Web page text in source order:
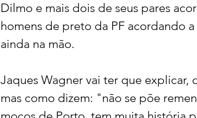
Dilmo e mais dois de seus pares
homens de preto da PF acordando
ainda na mão.
Jaques Wagner vai ter que explicar,
mas como dizem: "não se põe